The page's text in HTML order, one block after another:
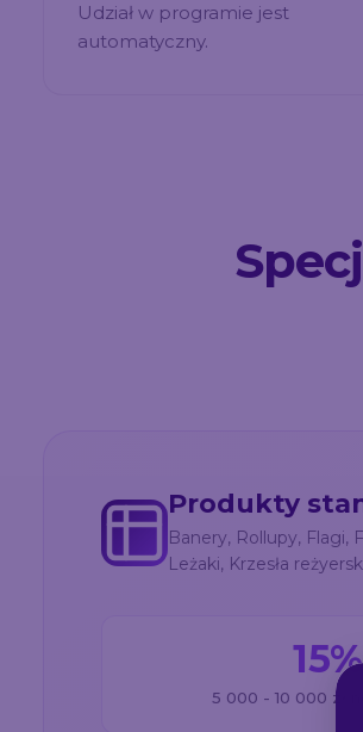
Udział w programie jest
automatyczny.
Produkty
Banery, Rollupy,
Leżaki, Krzesła
15%
5 000 - 10 000 zł